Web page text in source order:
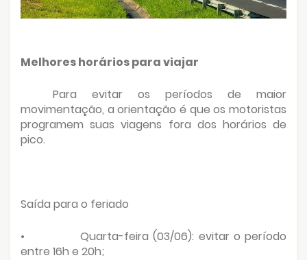
Melhores horários para viajar
Para evitar os períodos de maior
movimentação, a orientação é que os motoristas
programem suas viagens fora dos horários de
pico.
Saída para o feriado
•
Quarta-feira (03/06): evitar o período
entre 16h e 20h;